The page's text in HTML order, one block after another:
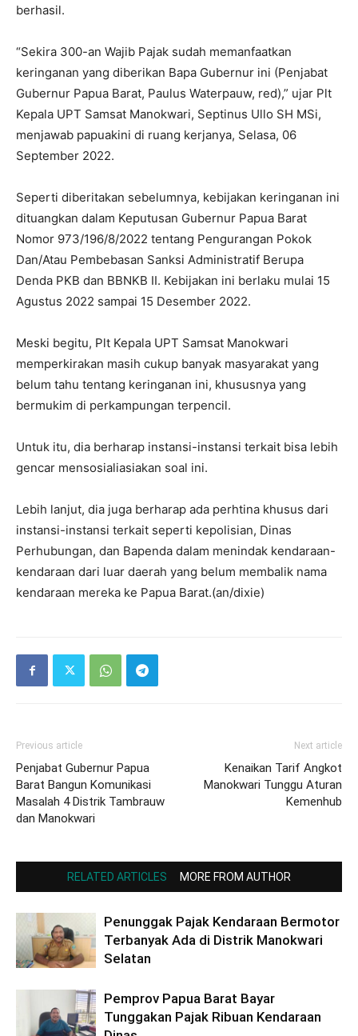
berhasil.
“Sekira 300-an Wajib Pajak sudah memanfaatkan
keringanan yang diberikan Bapa Gubernur ini (Penjabat
Gubernur Papua Barat, Paulus Waterpauw, red),” ujar Plt
Kepala UPT Samsat Manokwari, Septinus Ullo SH MSi,
menjawab papuakini di ruang kerjanya, Selasa, 06
September 2022.
Seperti diberitakan sebelumnya, kebijakan keringanan ini
dituangkan dalam Keputusan Gubernur Papua Barat
Nomor 973/196/8/2022 tentang Pengurangan Pokok
Dan/Atau Pembebasan Sanksi Administratif Berupa
Denda PKB dan BBNKB II. Kebijakan ini berlaku mulai 15
Agustus 2022 sampai 15 Desember 2022.
Meski begitu, Plt Kepala UPT Samsat Manokwari
memperkirakan masih cukup banyak masyarakat yang
belum tahu tentang keringanan ini, khususnya yang
bermukim di perkampungan terpencil.
Untuk itu, dia berharap instansi-instansi terkait bisa lebih
gencar mensosialiasiakan soal ini.
Lebih lanjut, dia juga berharap ada perhtina khusus dari
instansi-instansi terkait seperti kepolisian, Dinas
Perhubungan, dan Bapenda dalam menindak kendaraan-
kendaraan dari luar daerah yang belum membalik nama
kendaraan mereka ke Papua Barat.(an/dixie)
Previous article
Penjabat Gubernur Papua
Barat Bangun Komunikasi
Masalah 4 Distrik Tambrauw
dan Manokwari
Next article
Kenaikan Tarif Angkot
Manokwari Tunggu Aturan
Kemenhub
RELATED ARTICLES MORE FROM AUTHOR
Penunggak Pajak Kendaraan Bermotor
Terbanyak Ada di Distrik Manokwari
Selatan
Pemprov Papua Barat Bayar
Tunggakan Pajak Ribuan Kendaraan